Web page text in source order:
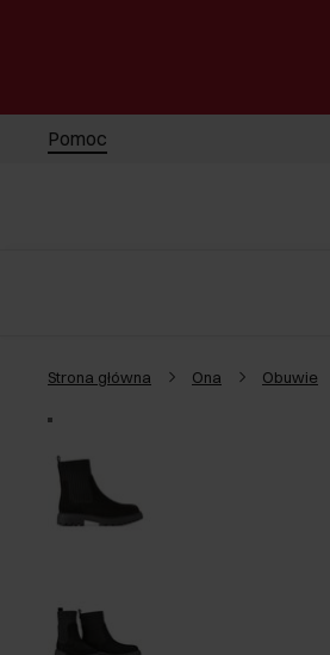
Pomoc
Strona główna Ona Obuwie